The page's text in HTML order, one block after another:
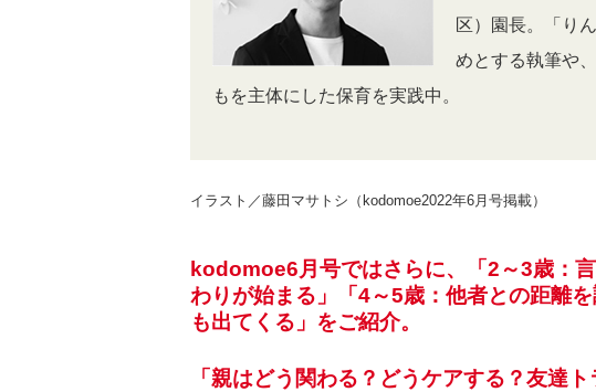
区）園長。「り
めとする執筆や
もを主体にした保育を実践中。
イラスト／藤田マサトシ（kodomoe2022年6月号掲載）
kodomoe6月号ではさらに、「2～3歳：
わりが始まる」「4～5歳：他者との距離
も出てくる」をご紹介。
「親はどう関わる？どうケアする？友達